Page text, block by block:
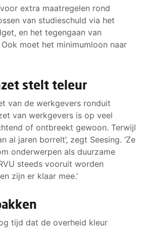
extra maatregelen rond
van studieschuld via het
en het tegengaan van
moet het minimumloon naar
stelt teleur
van de werkgevers ronduit
van werkgevers is op veel
of ontbreekt gewoon. Terwijl
al jaren borrelt’, zegt Seesing. ‘Ze
onderwerpen als duurzame
steeds vooruit worden
zijn er klaar mee.’
tijd dat de overheid kleur